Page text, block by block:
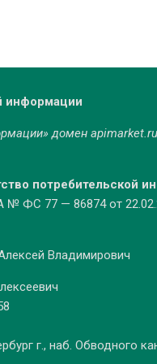
информации
домен apimarket.ru
потребительской
№ ФС 77 — 86874 от
Владимирович
г., наб. Обводного